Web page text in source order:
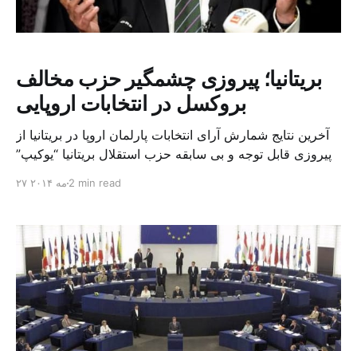
بریتانیا؛ پیروزی چشمگیر حزب مخالف
بروکسل در انتخابات اروپایی
آخرین نتایج شمارش آرای انتخابات پارلمان اروپا در بریتانیا از
پیروزی قابل توجه و بی سابقه حزب استقلال بریتانیا “یوکیپ”
پارلمان اروپا را به دست آورده است. این تعداد، یازده کرسی
[…
۲۷ مه ۲۰۱۴ 2 min read